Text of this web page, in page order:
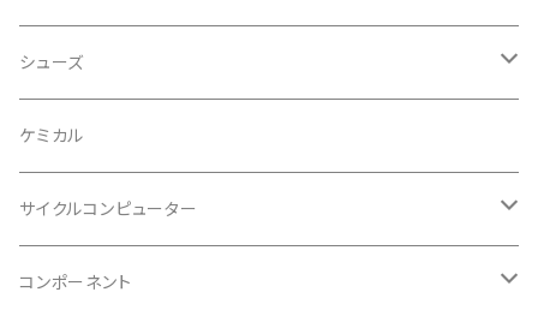
BAR MITTS/バーミッツ
BAZOOKA/バズーカ
BBB/ビービービー
BELL/ベル
ビブタイプ
パンツ / タイツ
上下セット
グローブ
指切り
ソックス
その他
マウンテンバイク
フルフェイス
キッズ
アクセサリー
シューズ
ロード
グラベル
マウンテンバイク
ケミカル
サイクルコンピューター
ヘッドユニット
コンポーネント